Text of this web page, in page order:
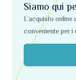
Siamo qui
L’acquisto online
conveniente per i